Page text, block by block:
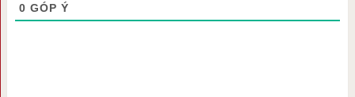
0 GÓP Ý